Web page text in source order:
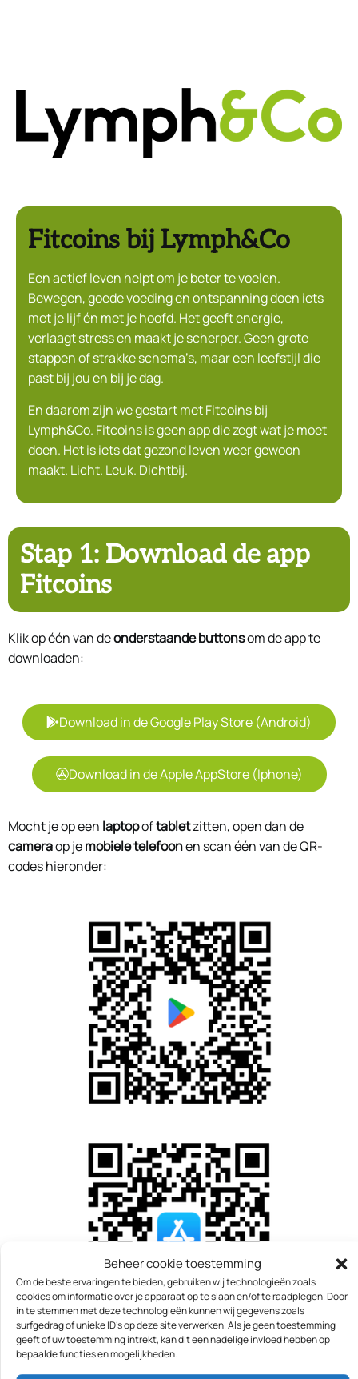
Beheer cookie toestemming
Om de beste ervaringen te bieden, gebruiken wij technologieën zoals
cookies om informatie over je apparaat op te slaan en/of te raadplegen. Door
in te stemmen met deze technologieën kunnen wij gegevens zoals
surfgedrag of unieke ID's op deze site verwerken. Als je geen toestemming
geeft of uw toestemming intrekt, kan dit een nadelige invloed hebben op
bepaalde functies en mogelijkheden.
Fitcoins bij Lymph&Co
Een actief leven helpt om je beter te voelen.
Bewegen, goede voeding en ontspanning doen iets
met je lijf én met je hoofd. Het geeft energie,
verlaagt stress en maakt je scherper. Geen grote
stappen of strakke schema’s, maar een leefstijl die
past bij jou en bij je dag.
En daarom zijn we gestart met Fitcoins bij
Lymph&Co. Fitcoins is geen app die zegt wat je moet
doen. Het is iets dat gezond leven weer gewoon
maakt. Licht. Leuk. Dichtbij.
Stap 1: Download de app
Fitcoins
Klik op één van deonderstaande buttonsom de app te
downloaden:
Download in de Google Play Store (Android)
Download in de Apple AppStore (Iphone)
Mocht je op een laptopoftabletzitten, open dan de
cameraop jemobiele telefoonen scan één van de QR-
codes hieronder: